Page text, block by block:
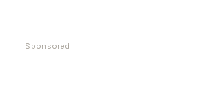
Sponsored